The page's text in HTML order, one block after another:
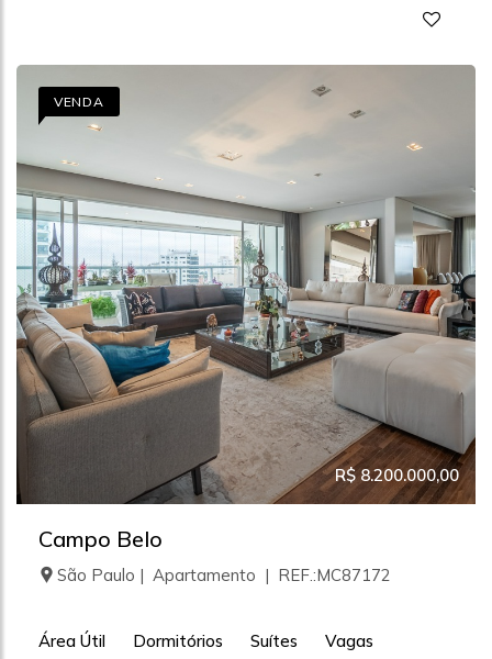
VENDA
R$ 8.200.000,00
Campo Belo
São Paulo | Apartamento | REF.:MC87172
Área Útil
Dormitórios
Suítes
Vagas